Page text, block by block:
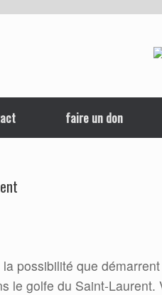
faire un don
possibilité que
le golfe du Saint-